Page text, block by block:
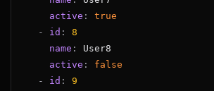
active :
true
-
id :
8
name :
active :
false
-
id :
9